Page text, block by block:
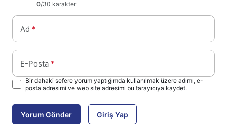
0/30 karakter
Ad *
E-Posta *
Bir dahaki sefere yorum yaptığımda kullanılmak üzere adımı, e-
posta adresimi ve web site adresimi bu tarayıcıya kaydet.
Yorum Gönder Giriş Yap